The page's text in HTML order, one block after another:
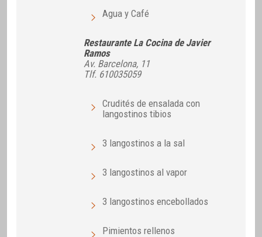
Agua y Café
Restaurante La Cocina de Javier
Ramos
Av. Barcelona, 11
Tlf. 610035059
Crudités de ensalada con
langostinos tibios
3 langostinos a la sal
3 langostinos al vapor
3 langostinos encebollados
Pimientos rellenos